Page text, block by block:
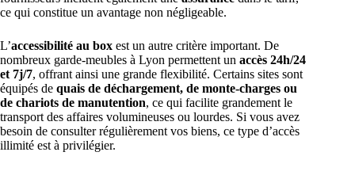
ce qui constitue un avantage non négligeable.
L’accessibilité au box est un autre critère important. De
nombreux garde-meubles à Lyon permettent un accès 24h/24
et 7j/7, offrant ainsi une grande flexibilité. Certains sites sont
équipés de quais de déchargement, de monte-charges ou
de chariots de manutention, ce qui facilite grandement le
transport des affaires volumineuses ou lourdes. Si vous avez
besoin de consulter régulièrement vos biens, ce type d’accès
illimité est à privilégier.